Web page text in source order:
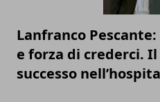
Lanfranco
e forza di crederci.
successo